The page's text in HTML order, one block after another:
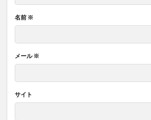
名前 ※
メール※
サイト